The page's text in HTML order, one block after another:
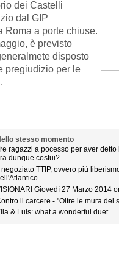
dei Castelli
dal GIP
Roma a porte chiuse.
è previsto
disposto
pregiudizio per le
stesso momento
ragazzi a pocesso per aver
dunque costui?
Il negoziato TTIP, ovvero più
Giovedì 27 Marzo 2014
il carcere - "Oltre le mura del
& Luis: what a wonderful duet